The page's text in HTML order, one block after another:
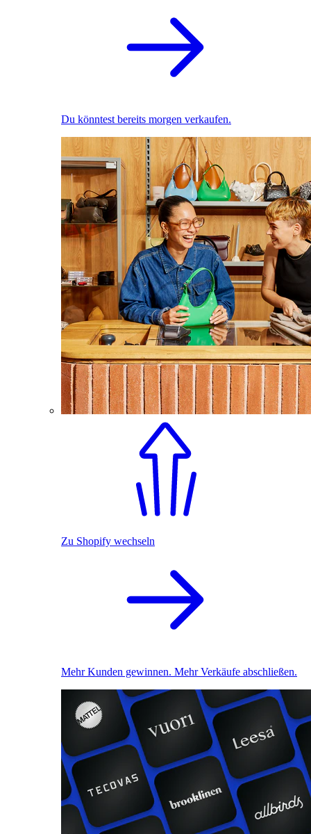
Du könntest bereits morgen verkaufen.
Zu Shopify wechseln
Mehr Kunden gewinnen. Mehr Verkäufe abschließen.